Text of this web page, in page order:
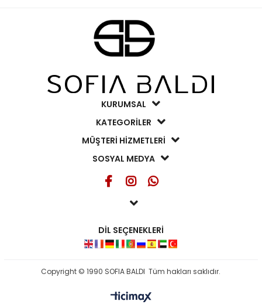
KURUMSAL
KATEGORİLER
MÜŞTERİ HİZMETLERİ
SOSYAL MEDYA
DİL SEÇENEKLERİ
Copyright © 1990 SOFIA BALDI Tüm hakları saklıdır.